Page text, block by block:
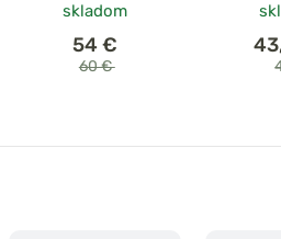
skladom
54 €
60 €